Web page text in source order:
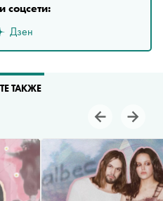
соцсети:
Дзен
ТАКЖЕ